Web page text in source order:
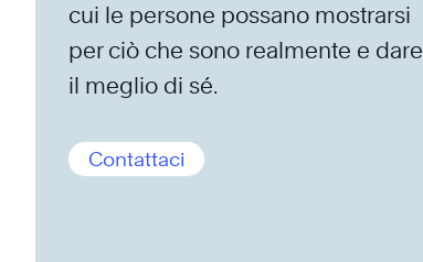
cui le persone possano mostrarsi
per ciò che sono realmente e dare
il meglio di sé.
Contattaci